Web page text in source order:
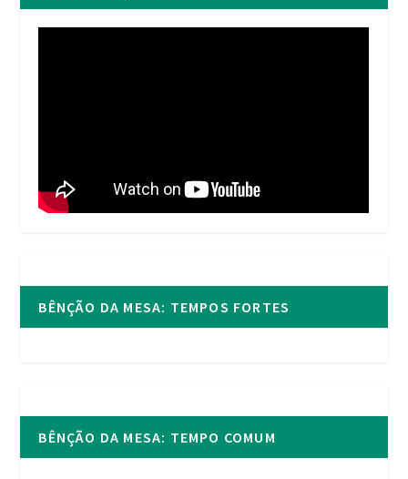
BÊNÇÃO DA MESA: TEMPOS FORTES
BÊNÇÃO DA MESA: TEMPO COMUM